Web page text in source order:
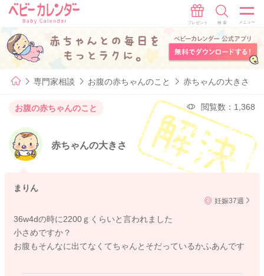
専門家相談 お腹の赤ちゃんのこと 赤ちゃんの大きさ
お腹の赤ちゃんのこと 閲覧数：1,368
赤ちゃんの大きさ
まりん
妊娠37週
36w4dの時に2200ｇくらいと言われました
小さめですか？
お腹もそんなに出てなくてちゃんとそだっているかふあんです